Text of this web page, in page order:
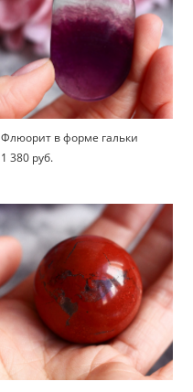
Флюорит в форме гальки
1 380 pуб.